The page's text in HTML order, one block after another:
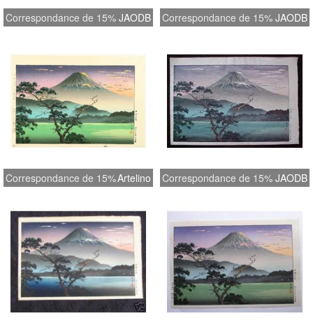
Correspondance de 15% JAODB Correspondance de 15% JAODB
Correspondance de 15%Artelino Correspondance de 15% JAODB